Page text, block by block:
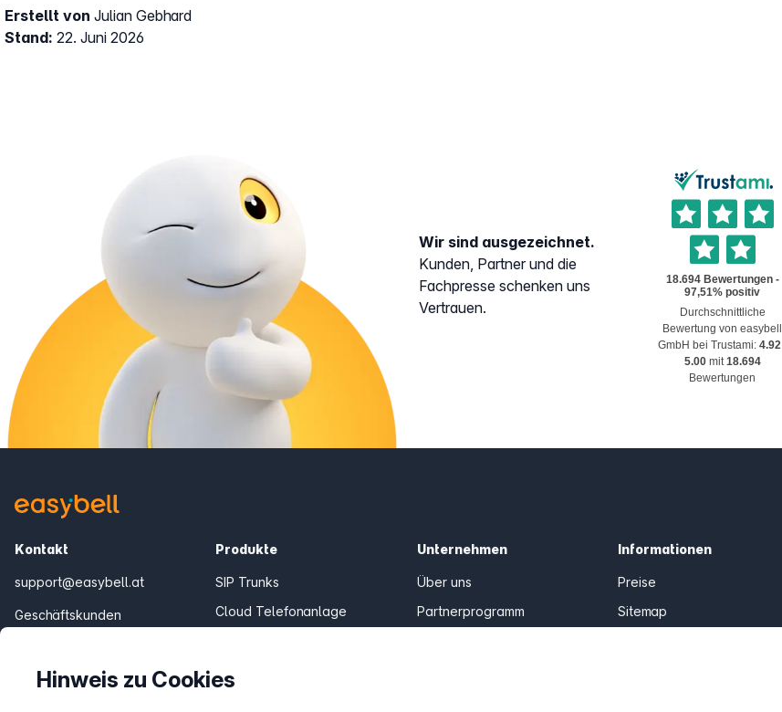
Erstellt von Julian Gebhard
Stand: 22. Juni 2026
Wir sind ausgezeichnet.
Kunden, Partner und die
Fachpresse schenken uns
Vertrauen.
Durchschnittliche
Bewertung von easybell
GmbHbei Trustami:4.92
5.00mit 18.694
Bewertungen
Kontakt
support@easybell.at
Geschäftskunden
Mo.–Fr. 8–20 Uhr
Produkte
SIP Trunks
Cloud Telefonanlage
Unternehmen
Über uns
Partnerprogramm
Informationen
Preise
Sitemap
Hinweis zu Cookies